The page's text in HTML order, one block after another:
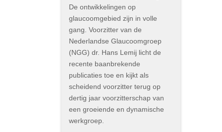
De ontwikkelingen op
glaucoomgebied zijn in volle
gang. Voorzitter van de
Nederlandse Glaucoomgroep
(NGG) dr. Hans Lemij licht de
recente baanbrekende
publicaties toe en kijkt als
scheidend voorzitter terug op
dertig jaar voorzitterschap van
een groeiende en dynamische
werkgroep.